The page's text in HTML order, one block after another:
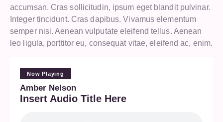
accumsan. Cras sollicitudin, ipsum eget blandit pulvinar.
Integer tincidunt. Cras dapibus. Vivamus elementum
semper nisi. Aenean vulputate eleifend tellus. Aenean
leo ligula, porttitor eu, consequat vitae, eleifend ac, enim.
Now Playing
Amber Nelson
Insert Audio Title Here